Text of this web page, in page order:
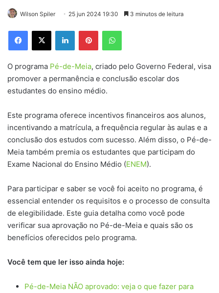
Wilson Spiler 25 jun 2024 19:30 3 minutos de leitura
Facebook
X LinkedinPinterestWhatsApp
O programa Pé-de-Meia, criado pelo Governo Federal, visa
promover a permanência e conclusão escolar dos
estudantes do ensino médio.
Este programa oferece incentivos financeiros aos alunos,
incentivando a matrícula, a frequência regular às aulas e a
conclusão dos estudos com sucesso. Além disso, o Pé-de-
Meia também premia os estudantes que participam do
Exame Nacional do Ensino Médio (ENEM).
Para participar e saber se você foi aceito no programa, é
essencial entender os requisitos e o processo de consulta
de elegibilidade. Este guia detalha como você pode
verificar sua aprovação no Pé-de-Meia e quais são os
benefícios oferecidos pelo programa.
Você tem que ler isso ainda hoje:
Pé-de-Meia NÃO aprovado: veja o que fazer para